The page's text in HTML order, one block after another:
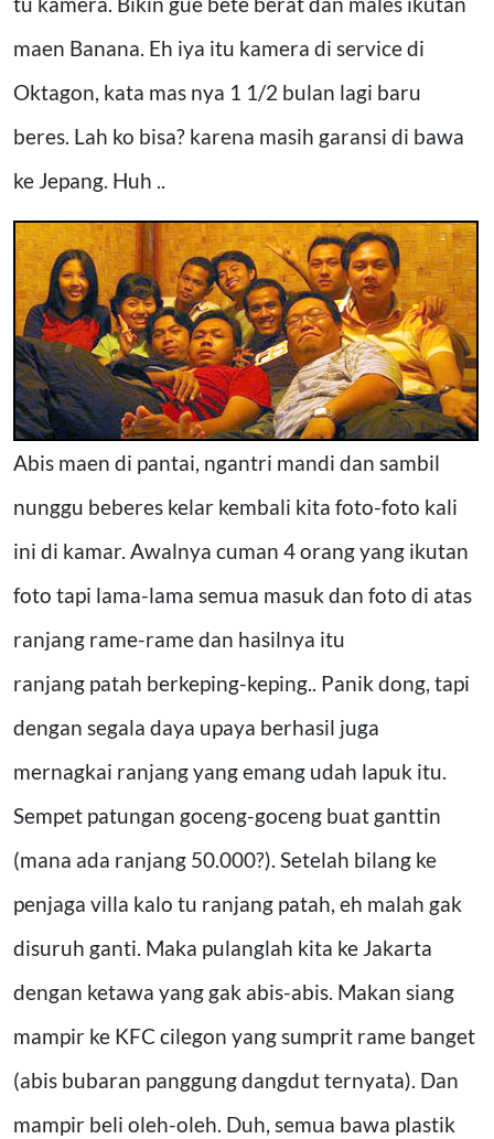
maen Banana. Eh iya itu kamera di service di
Oktagon, kata mas nya 1 1/2 bulan lagi baru
beres. Lah ko bisa? karena masih garansi di bawa
ke Jepang. Huh ..
Abis maen di pantai, ngantri mandi dan sambil
nunggu beberes kelar kembali kita foto-foto kali
ini di kamar. Awalnya cuman 4 orang yang ikutan
foto tapi lama-lama semua masuk dan foto di atas
ranjang rame-rame dan hasilnya itu
ranjang patah berkeping-keping.. Panik dong, tapi
dengan segala daya upaya berhasil juga
mernagkai ranjang yang emang udah lapuk itu.
Sempet patungan goceng-goceng buat ganttin
(mana ada ranjang 50.000?). Setelah bilang ke
penjaga villa kalo tu ranjang patah, eh malah gak
disuruh ganti. Maka pulanglah kita ke Jakarta
dengan ketawa yang gak abis-abis. Makan siang
mampir ke KFC cilegon yang sumprit rame banget
(abis bubaran panggung dangdut ternyata). Dan
mampir beli oleh-oleh. Duh, semua bawa plastik